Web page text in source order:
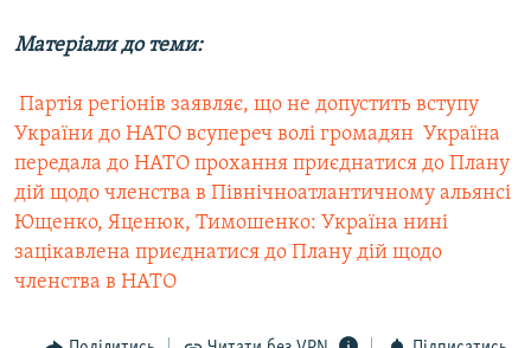
Матеріали до теми:
 Партія регіонів заявляє, що не допустить вступу
України до НАТО всупереч волі громадян  Україна
передала до НАТО прохання приєднатися до Плану
дій щодо членства в Північноатлантичному альянсі
Ющенко, Яценюк, Тимошенко: Україна нині
зацікавлена приєднатися до Плану дій щодо
членства в НАТО